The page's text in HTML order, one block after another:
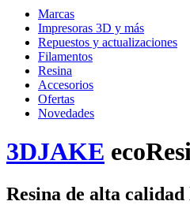
Marcas
Impresoras 3D y más
Repuestos y actualizaciones
Filamentos
Resina
Accesorios
Ofertas
Novedades
3DJAKE
Resina de alta